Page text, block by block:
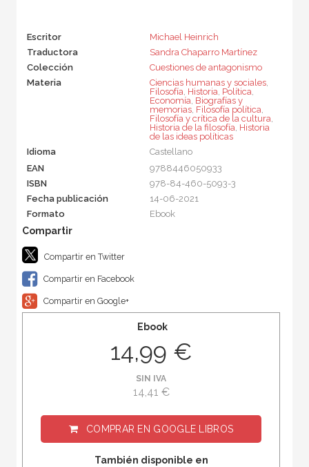
Escritor
Michael Heinrich
Traductora
Sandra Chaparro Martínez
Colección
Cuestiones de antagonismo
Materia
Ciencias humanas y sociales,
Filosofía Historia Política
Economía Biografías y
memorias, Filosofía política
Filosofía y crítica de la cultura
Historia de la filosofía Historia
de las ideas políticas
Idioma
Castellano
EAN
9788446050933
ISBN
978-84-460-5093-3
Fecha publicación
14-06-2021
Formato
Ebook
Compartir en Twitter
Compartir en Facebook
Compartir en Google+
Ebook
14,99 €
SIN IVA
14,41 €
COMPRAR EN GOOGLE LIBROS
También disponible en